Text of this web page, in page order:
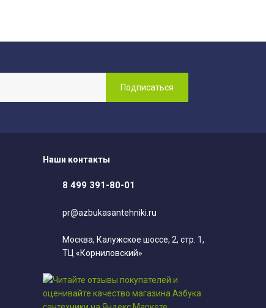
Наши контакты
8 499 391-80-01
pr@azbukasantehniki.ru
Москва, Калужское шоссе, 2, стр. 1,
ТЦ «Корниловский»